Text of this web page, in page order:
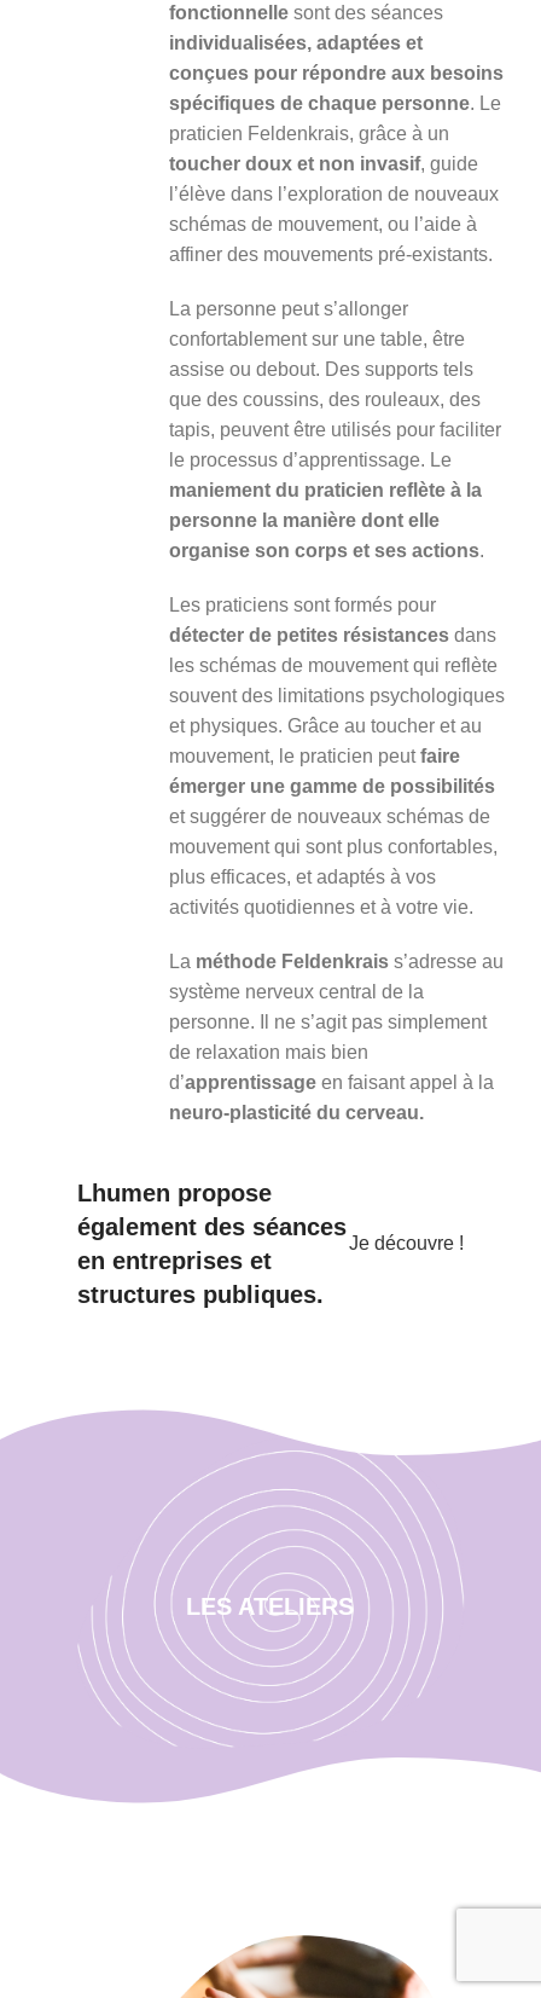
fonctionnellesont des séances
individualisées, adaptées et
conçues pour répondre aux besoins
spécifiques de chaque personne. Le
praticien Feldenkrais, grâce à un
toucher doux et non invasif, guide
l’élève dans l’exploration de nouveaux
schémas de mouvement, ou l’aide à
affiner des mouvements pré-existants.
La personne peut s’allonger
confortablement sur une table, être
assise ou debout. Des supports tels
que des coussins, des rouleaux, des
tapis, peuvent être utilisés pour faciliter
le processus d’apprentissage. Le
maniement du praticien reflète à la
personne la manière dont elle
organise son corps et ses actions.
Les praticiens sont formés pour
détecter de petites résistancesdans
les schémas de mouvement qui reflète
souvent des limitations psychologiques
et physiques. Grâce au toucher et au
mouvement, le praticien peutfaire
émerger une gamme de possibilités
et suggérer de nouveaux schémas de
mouvement qui sont plus confortables,
plus efficaces, et adaptés à vos
activités quotidiennes et à votre vie.
La méthode Feldenkraiss’adresse au
système nerveux central de la
personne. Il ne s’agit pas simplement
de relaxation mais bien
d’apprentissageen faisant appel à la
neuro-plasticité du cerveau.
Lhumen propose
également des séances
en entreprises et
structures publiques.
Je découvre !
LES ATELIERS